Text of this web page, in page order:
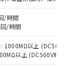
/時間
/時間
1000MΩ以上
以上 (DC500V絶
ので
は、
もある
果は、
内デー
、有
して
どや
の
の
お問
外国
商品
輸出